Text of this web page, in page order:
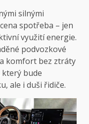
silnými
spotřeba – jen
využití energie.
podvozkové
komfort bez ztráty
který bude
ale i duši řidiče.